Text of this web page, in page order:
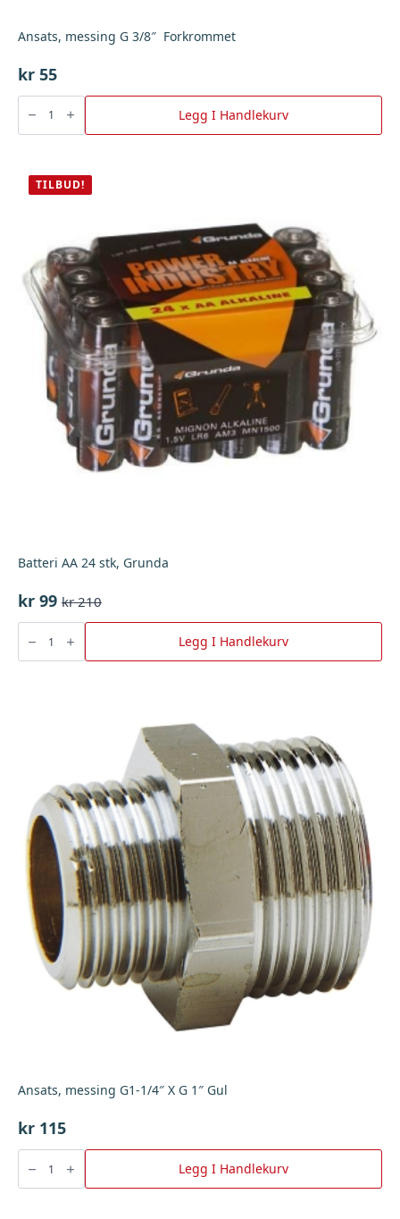
Ansats, messing G 3/8″ Forkrommet
kr 55
Ansats,
messing
3/8"
Legg I Handlekurv
TILBUD!
Batteri AA 24 stk, Grunda
kr210
Opprinnelig
pris
var:
kr 210.
kr 99
Nåværende
pris
er:
kr 99.
Batteri
24
stk,
Legg I Handlekurv
Ansats, messing G1-1/4″ X G 1″ Gul
kr 115
Ansats,
messing
G1-
1/4"
Legg I Handlekurv